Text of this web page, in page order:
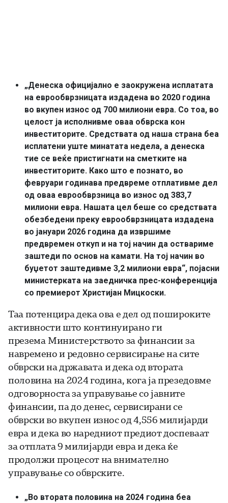
„Денеска официјално е заокружена исплатата
на еврообврзницата издадена во 2020 година
во вкупен износ од 700 милиони евра. Со тоа, во
целост ја исполнивме оваа обврска кон
инвеститорите. Средствата од наша страна беа
исплатени уште минатата недела, а денеска
тие се веќе пристигнати на сметките на
инвеститорите. Како што е познато, во
февруари годинава предвреме отплативме дел
од оваа еврообврзница во износ од 383,7
милиони евра. Нашата цел беше со средствата
обезбедени преку еврообврзницата издадена
во јануари 2026 година да извршиме
предвремен откуп и на тој начин да оствариме
заштеди по основ на камати. На тој начин во
буџетот заштедивме 3,2 милиони евра“, појасни
министерката на заедничка прес-конференција
со премиерот Христијан Мицкоски.
Таа потенцира дека ова е дел од пошироките
активности што континуирано ги
презема Министерството за финансии за
навремено и редовно сервисирање на сите
обврски на државата и дека од втората
половина на 2024 година, кога ја презедовме
одговорноста за управување со јавните
финансии, па до денес, сервисирани се
обврски во вкупен износ од 4,556 милијарди
евра и дека во наредниот предиот доспеваат
за отплата 9 милијарди евра и дека ќе
продолжи процесот на внимателно
управување со обврските.
„Во втората половина на 2024 година беа